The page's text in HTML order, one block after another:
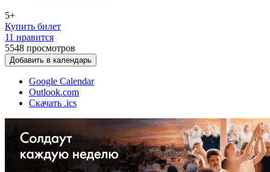
5+
Купить билет
11 нравится
5548 просмотров
Добавить в календарь
Google Calendar
Outlook.com
Скачать .ics